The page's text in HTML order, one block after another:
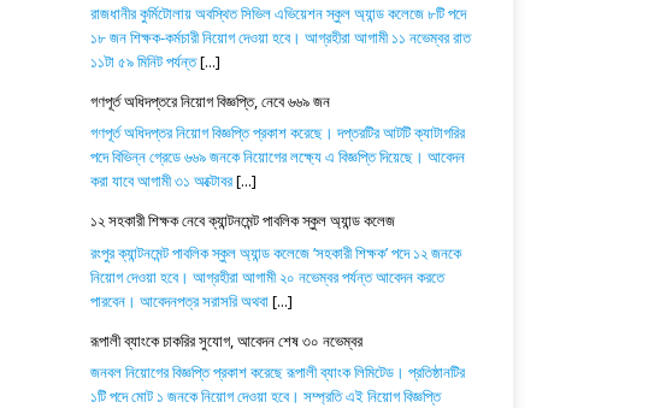
রাজধানীর কুর্মিটোলায় অবস্থিত সিভিল এভিয়েশন স্কুল অ্যান্ড কলেজে ৮টি পদে
১৮ জন শিক্ষক-কর্মচারী নিয়োগ দেওয়া হবে। আগ্রহীরা আগামী ১১ নভেম্বর রাত
১১টা ৫৯ মিনিট পর্যন্ত[...]
গণপূর্ত অধিদপ্তরে নিয়োগ বিজ্ঞপ্তি, নেবে ৬৬৯ জন
গণপূর্ত অধিদপ্তর নিয়োগ বিজ্ঞপ্তি প্রকাশ করেছে। দপ্তরটির আটটি ক্যাটাগরির
পদে বিভিন্ন গ্রেডে ৬৬৯ জনকে নিয়োগের লক্ষ্যে এ বিজ্ঞপ্তি দিয়েছে। আবেদন
করা যাবে আগামী ৩১ অক্টোবর[...]
১২ সহকারী শিক্ষক নেবে ক্যান্টনমেন্ট পাবলিক স্কুল অ্যান্ড কলেজ
রংপুর ক্যান্টনমেন্ট পাবলিক স্কুল অ্যান্ড কলেজে ‘সহকারী শিক্ষক’ পদে ১২ জনকে
নিয়োগ দেওয়া হবে। আগ্রহীরা আগামী ২০ নভেম্বর পর্যন্ত আবেদন করতে
পারবেন। আবেদনপত্র সরাসরি অথবা[...]
রূপালী ব্যাংকে চাকরির সুযোগ, আবেদন শেষ ৩০ নভেম্বর
জনবল নিয়োগের বিজ্ঞপ্তি প্রকাশ করেছে রূপালী ব্যাংক লিমিটেড। প্রতিষ্ঠানটির
১টি পদে মোট ১ জনকে নিয়োগ দেওয়া হবে। সম্প্রতি এই নিয়োগ বিজ্ঞপ্তি